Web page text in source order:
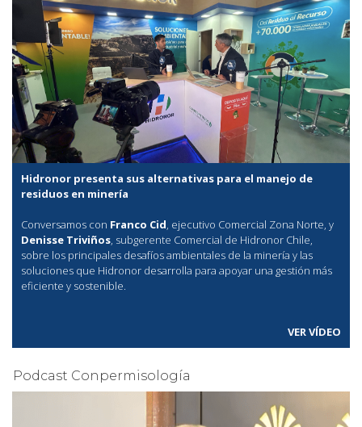
Hidronor presenta sus alternativas para el manejo de
residuos en minería
Conversamos con Franco Cid, ejecutivo Comercial Zona Norte, y
Denisse Triviños, subgerente Comercial de Hidronor Chile,
sobre los principales desafíos ambientales de la minería y las
soluciones que Hidronor desarrolla para apoyar una gestión más
eficiente y sostenible.
VER VÍDEO
Podcast Conpermisología